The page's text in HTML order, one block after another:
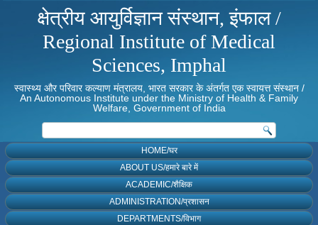
क्षेत्रीय आयुर्विज्ञान संस्थान, इंफाल /
Regional Institute of Medical
Sciences, Imphal
स्वास्थ्य और परिवार कल्याण मंत्रालय, भारत सरकार के अंतर्गत एक स्वायत्त संस्थान /
An Autonomous Institute under the Ministry of Health & Family
Welfare, Government of India
HOME/घर
ABOUT US/हमारे बारे में
ACADEMIC/शैक्षिक
ADMINISTRATION/प्रशासन
DEPARTMENTS/विभाग